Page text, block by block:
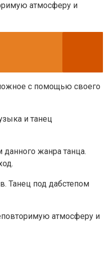
атмосферу и
с помощью своего
и танец
жанра танца.
Танец под дабстепом
атмосферу и